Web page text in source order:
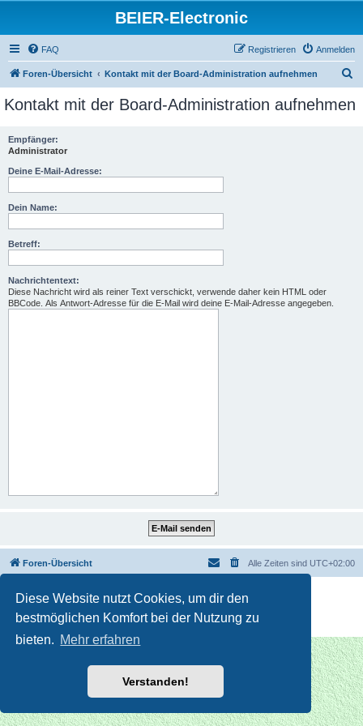
Diese Website nutzt Cookies, um dir den
bestmöglichen Komfort bei der Nutzung zu
bieten. Mehr erfahren
Verstanden!
BEIER-Electronic
FAQ Anmelden
Registrieren
Foren-Übersicht Kontakt mit der Board-Administration aufnehmen
c
Kontakt mit der Board-Administration aufnehmen
Empfänger:
Administrator
Deine E-Mail-Adresse:
Dein Name:
Betreff:
Nachrichtentext:
Diese Nachricht wird als reiner Text verschickt, verwende daher kein HTML oder
BBCode. Als Antwort-Adresse für die E-Mail wird deine E-Mail-Adresse angegeben.
Foren-Übersicht Alle Zeiten sind UTC+02:00
Powered by phpBB
® Forum Software © phpBB Limited
Deutsche Übersetzung durch
Datenschutz|Nutzungsbedingungen